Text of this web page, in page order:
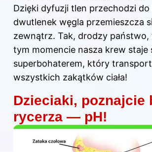
Dzięki dyfuzji tlen przechodzi do
dwutlenek węgla przemieszcza
zewnątrz. Tak, drodzy państwo,
tym momencie nasza krew staje
superbohaterem, który
wszystkich zakątków ciała!
Dzieciaki, poznajcie
rycerza — pH!